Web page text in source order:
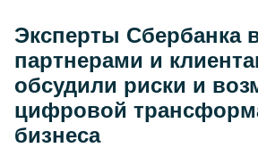
Эксперты Сбербанка
партнерами и
обсудили риски и
цифровой
бизнеса